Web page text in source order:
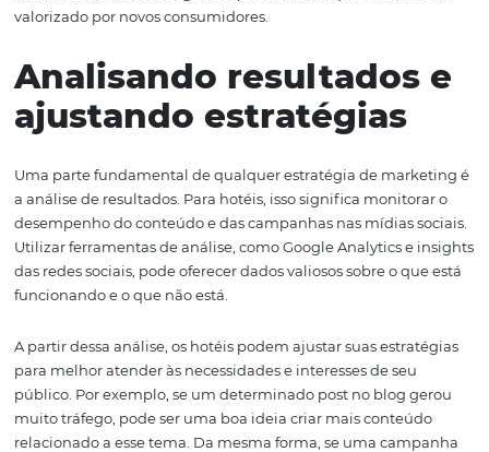
local. O uso de imagens de alta qualidade e vídeos
percebem o hotel.
Interagir com os usuários nas redes sociais é
experiências de hóspedes e criar enquetes ou desafios
fortalecer a ligação emocional com a marca. O
redes sociais não só aumenta a visibilidade, mas
humaniza a marca, tornando-a mais acessível e
Além disso,
as redes sociais são uma excelente
para o marketing boca a boca . Quando os hóspedes
compartilham suas experiências positivas, isso pode
significativamente a decisão de outros viajantes.